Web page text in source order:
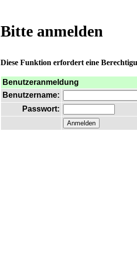
Bitte anmelden
Diese Funktion erfordert eine
Benutzeranmeldung
Benutzername:
Passwort: